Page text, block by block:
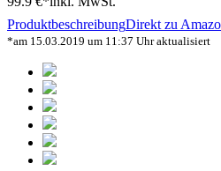
ProduktbeschreibungDirekt zu
*am 15.03.2019 um 11:37 Uhr aktualisiert